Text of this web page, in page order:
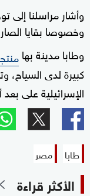
وأشار مراسلنا إلى
وخصوصا بقايا
وطابا مدينة بها
كبيرة لدى السياح،
الإسرائيلية على بعد أكثر من 350
طابا مصر
الأكثر قراءة